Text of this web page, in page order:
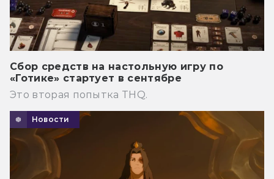
Сбор средств на настольную игру по
«Готике» стартует в сентябре
Это вторая попытка THQ.
Новости